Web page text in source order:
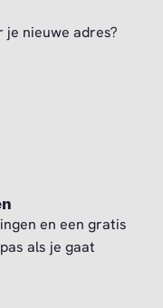
nieuwe adres?
en een gratis
als je gaat